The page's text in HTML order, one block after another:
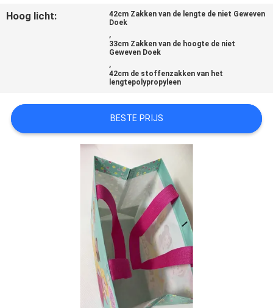
VERZOEK
SITEMAP
Hoog licht:
42cm Zakken van de lengte de niet Geweven
Doek
,
33cm Zakken van de hoogte de niet
Geweven Doek
,
42cm de stoffenzakken van het
lengtepolypropyleen
BESTE PRIJS